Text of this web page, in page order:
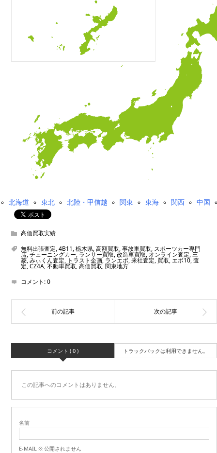
北海道 東北 北陸・甲信越 関東 東海 関西 中国
高価買取実績
無料出張査定,4B11,栃木県,高額買取,事故車買取, スポーツカー専門
店,チューニングカー, ランサー買取,改造車買取,オンライン査定,三
菱,みぃくん査定, トラスト企画, ランエボ,来社査定, 買取,エボ10,査
定,CZ4A,不動車買取,高価買取,関東地方
コメント:0
コメント ( 0 ) トラックバックは利用できません。
この記事へのコメントはありません。
名前
E-MAIL ※ 公開されません